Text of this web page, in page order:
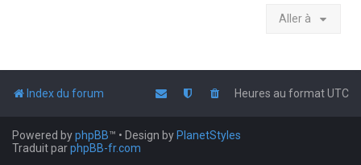
Aller à
Index du forum Heures au formatUTC
Powered byphpBB™ • Design byPlanetStyles
Traduit parphpBB-fr.com